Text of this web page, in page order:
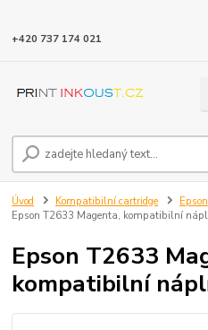
+420 737 174 021
Úvod Kompatibilní cartridge Epson
Epson T2633 Magenta, kompatibilní
Epson T2633
kompatibilní